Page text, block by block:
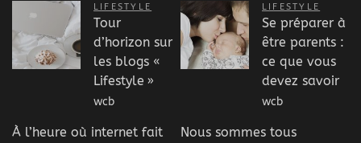
LIFESTYLE
Tour
d’horizon sur
les blogs «
Lifestyle »
wcb
À l’heure où internet fait
LIFESTYLE
Se préparer à
être parents :
ce que vous
devez savoir
wcb
Nous sommes tous